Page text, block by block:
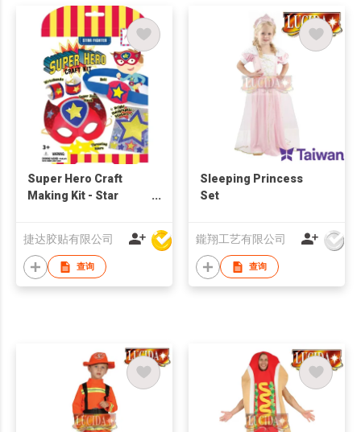
Super Hero Craft
Making Kit - Star
捷达胶贴有限公司
查询
Sleeping Princess
Set
鑨翔工艺有限公司
查询